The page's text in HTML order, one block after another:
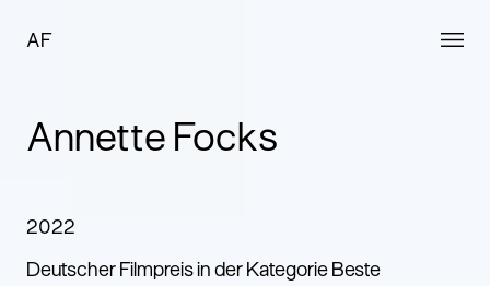
AF
Annette Focks
2022
Deutscher Filmpreis in der Kategorie Beste